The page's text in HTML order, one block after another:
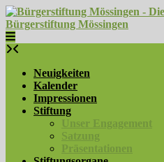
Skip
to
content
Neuigkeiten
Kalender
Impressionen
Stiftung
Unser Engagement
Satzung
Präsentationen